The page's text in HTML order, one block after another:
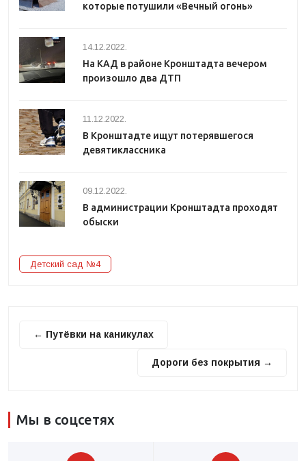
которые потушили «Вечный огонь»
14.12.2022.
На КАД в районе Кронштадта вечером
произошло два ДТП
11.12.2022.
В Кронштадте ищут потерявшегося
девятиклассника
09.12.2022.
В администрации Кронштадта проходят
обыски
Детский сад №4
← Путёвки на каникулах
Дороги без покрытия →
Мы в соцсетях